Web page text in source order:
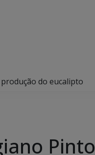
do eucalipto
Pinto